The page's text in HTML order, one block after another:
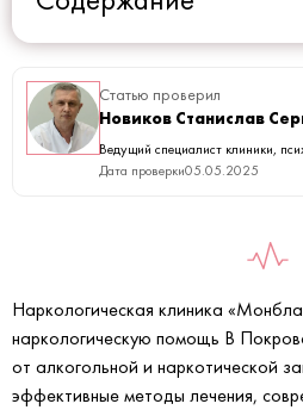
Статью проверил
Новиков Станислав
Ведущий специалист клиники,
Дата проверки05.05.2025
Наркологическая клиника
наркологическую помощь В
от алкогольной и наркотической
эффективные методы лечения,